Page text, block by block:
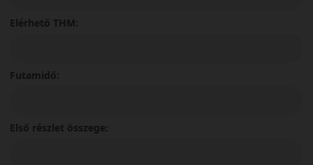
Elérhető THM:
Futamidő:
Első részlet összege: